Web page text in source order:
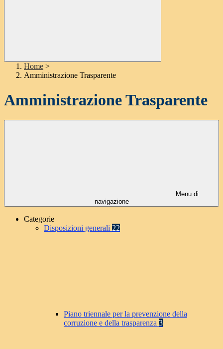
Home >
Amministrazione Trasparente
Amministrazione Trasparente
Menu di
navigazione
Categorie
Disposizioni generali 22
Piano triennale per la prevenzione della
corruzione e della trasparenza 3